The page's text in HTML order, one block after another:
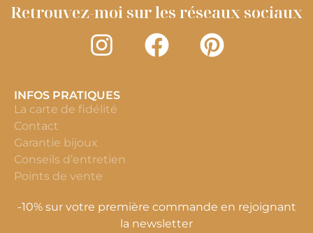
Retrouvez-moi sur les réseaux sociaux
INFOS PRATIQUES
La carte de fidélité
Contact
Garantie bijoux
Conseils d’entretien
Points de vente
-10% sur votre première commande en rejoignant
la newsletter